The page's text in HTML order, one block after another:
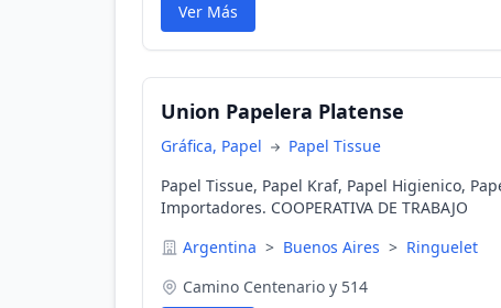
Ver Más
Union Papelera Platense
Gráfica, Papel
Papel Tissue
Papel Tissue, Papel Kraf, Papel Higienico,
Importadores. COOPERATIVA DE TRABAJO
Argentina > Buenos Aires > Ringuelet
Camino Centenario y 514